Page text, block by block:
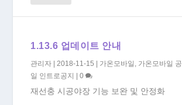
1.13.6 업데이트 안내
관리자 |2018-11-15 가온모바일 , 가온모바일
일 인트로공지
|0
재선충 시공야장 기능 보완 및 안정화